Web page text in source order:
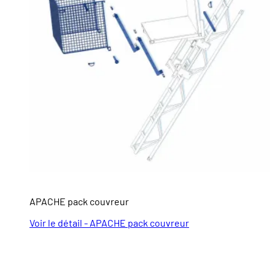
APACHE pack couvreur
Voir le détail - APACHE pack couvreur